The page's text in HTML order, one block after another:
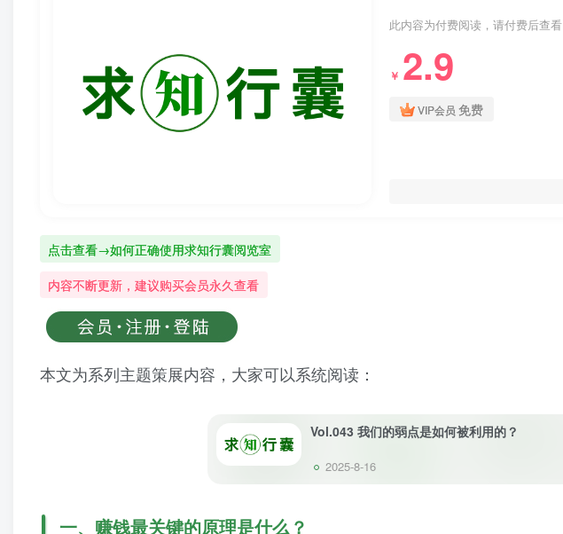
此内容为付费阅读，请付费后查看
￥ 2.9
VIP会员 免费
点击查看→如何正确使用求知行囊阅览室
内容不断更新，建议购买会员永久查看
本文为系列主题策展内容，大家可以系统阅读：
Vol.043 我们的弱点是如何被利用的？
2025-8-16
一、赚钱最关键的原理是什么？